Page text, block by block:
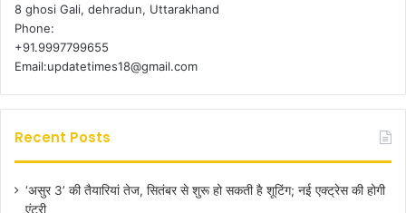
8 ghosi Gali, dehradun, Uttarakhand
Phone:
+91.9997799655
Email:updatetimes18@gmail.com
Recent Posts
‘असुर 3’ की तैयारियां तेज, सितंबर से शुरू हो सकती है शूटिंग; नई एक्ट्रेस की होगी
एंट्री